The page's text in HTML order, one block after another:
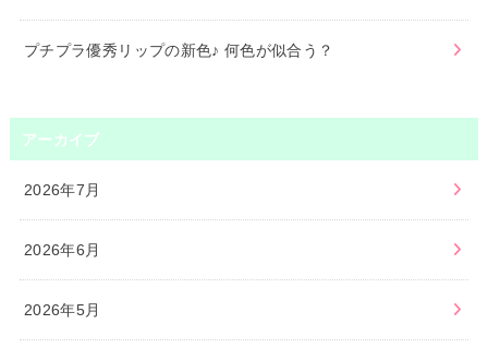
プチプラ優秀リップの新色♪ 何色が似合う？
アーカイブ
2026年7月
2026年6月
2026年5月